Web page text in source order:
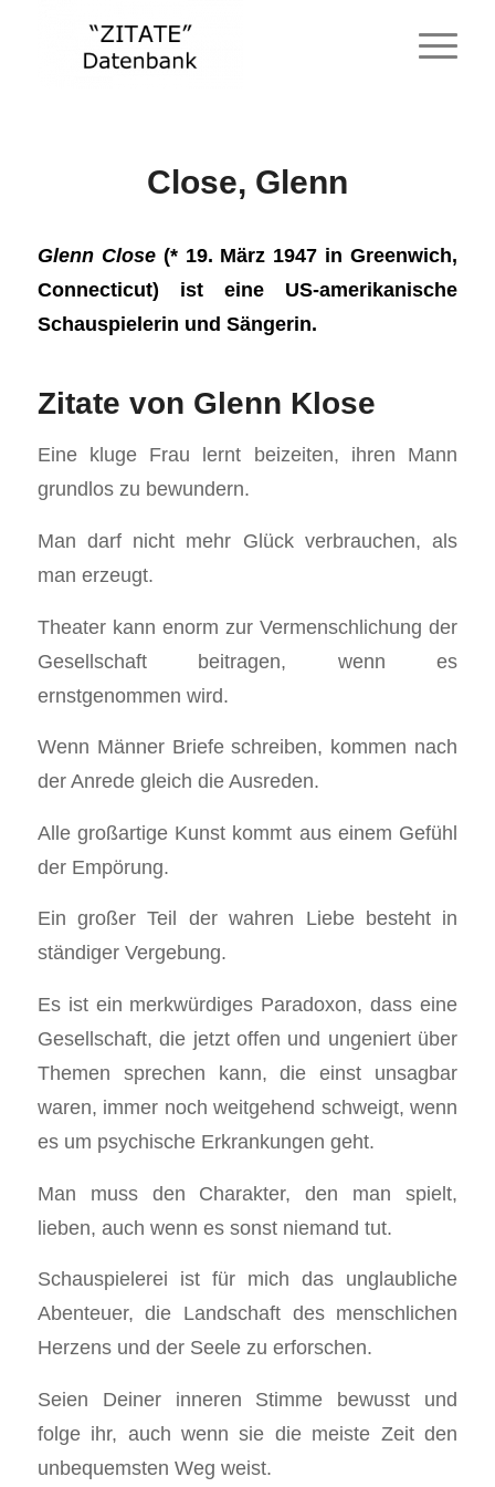
Close, Glenn
Glenn Close(* 19. März 1947 in Greenwich,
Connecticut) ist eine US-amerikanische
Schauspielerin und Sängerin.
Zitate von Glenn Klose
Eine kluge Frau lernt beizeiten, ihren Mann
grundlos zu bewundern.
Man darf nicht mehr Glück verbrauchen, als
man erzeugt.
Theater kann enorm zur Vermenschlichung der
Gesellschaft beitragen, wenn es
ernstgenommen wird.
Wenn Männer Briefe schreiben, kommen nach
der Anrede gleich die Ausreden.
Alle großartige Kunst kommt aus einem Gefühl
der Empörung.
Ein großer Teil der wahren Liebe besteht in
ständiger Vergebung.
Es ist ein merkwürdiges Paradoxon, dass eine
Gesellschaft, die jetzt offen und ungeniert über
Themen sprechen kann, die einst unsagbar
waren, immer noch weitgehend schweigt, wenn
es um psychische Erkrankungen geht.
Man muss den Charakter, den man spielt,
lieben, auch wenn es sonst niemand tut.
Schauspielerei ist für mich das unglaubliche
Abenteuer, die Landschaft des menschlichen
Herzens und der Seele zu erforschen.
Seien Deiner inneren Stimme bewusst und
folge ihr, auch wenn sie die meiste Zeit den
unbequemsten Weg weist.